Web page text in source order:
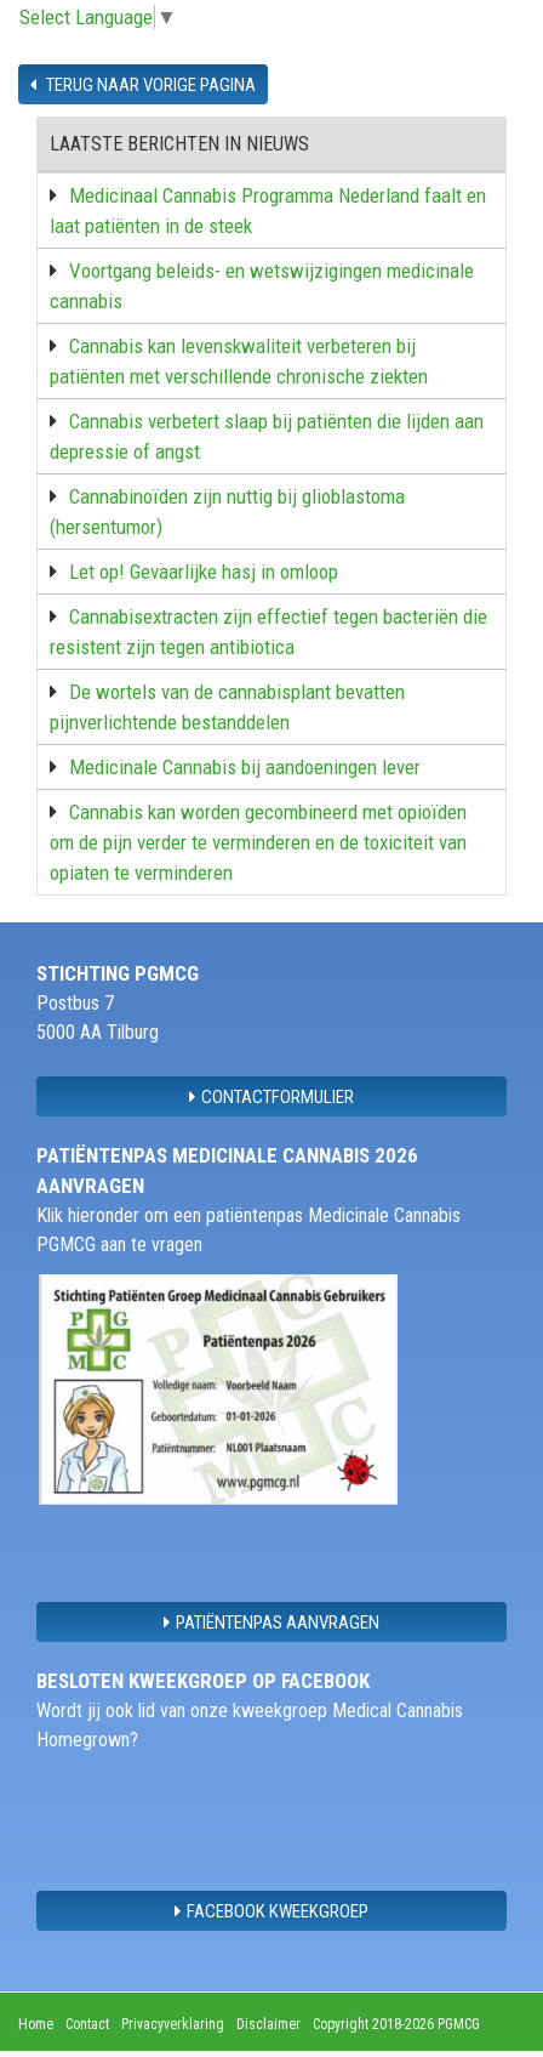
Select Language ▼
TERUG NAAR VORIGE PAGINA
LAATSTE BERICHTEN IN NIEUWS
Medicinaal Cannabis Programma Nederland faalt en
laat patiënten in de steek
Voortgang beleids- en wetswijzigingen medicinale
cannabis
Cannabis kan levenskwaliteit verbeteren bij
patiënten met verschillende chronische ziekten
Cannabis verbetert slaap bij patiënten die lijden aan
depressie of angst
Cannabinoïden zijn nuttig bij glioblastoma
(hersentumor)
Let op! Gevaarlijke hasj in omloop
Cannabisextracten zijn effectief tegen bacteriën die
resistent zijn tegen antibiotica
De wortels van de cannabisplant bevatten
pijnverlichtende bestanddelen
Medicinale Cannabis bij aandoeningen lever
Cannabis kan worden gecombineerd met opioïden
om de pijn verder te verminderen en de toxiciteit van
opiaten te verminderen
STICHTING PGMCG
Postbus 7
5000 AA Tilburg
CONTACTFORMULIER
PATIËNTENPAS MEDICINALE CANNABIS 2026
AANVRAGEN
Klik hieronder om een patiëntenpas Medicinale Cannabis
PGMCG aan te vragen
PATIËNTENPAS AANVRAGEN
BESLOTEN KWEEKGROEP OP FACEBOOK
Wordt jij ook lid van onze kweekgroep Medical Cannabis
Homegrown?
FACEBOOK KWEEKGROEP
Home Contact Privacyverklaring Disclaimer Copyright 2018-2026 PGMCG